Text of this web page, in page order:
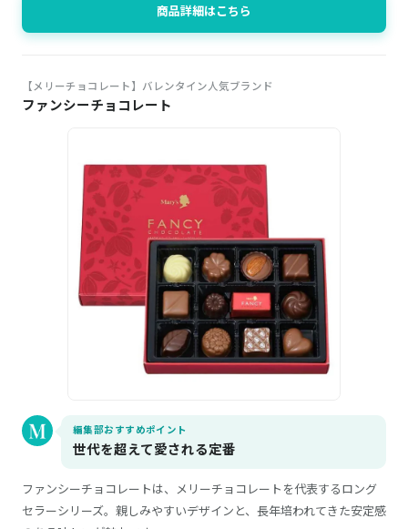
商品詳細はこちら
【メリーチョコレート】バレンタイン人気ブランド
ファンシーチョコレート
編集部おすすめポイント
世代を超えて愛される定番
ファンシーチョコレートは、メリーチョコレートを代表するロング
セラーシリーズ。親しみやすいデザインと、長年培われてきた安定感